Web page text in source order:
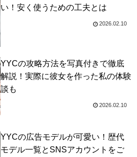
い！安く使うための工夫とは
2026.02.10
YYCの攻略方法を写真付きで徹底
解説！実際に彼女を作った私の体験
談も
2026.02.10
YYCの広告モデルが可愛い！歴代
モデル一覧とSNSアカウントをご